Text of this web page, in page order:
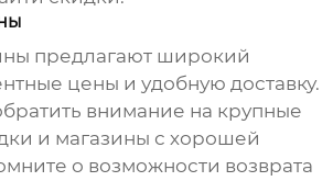
предлагают широкий
цены и удобную доставку.
внимание на крупные
и магазины с хорошей
о возможности возврата